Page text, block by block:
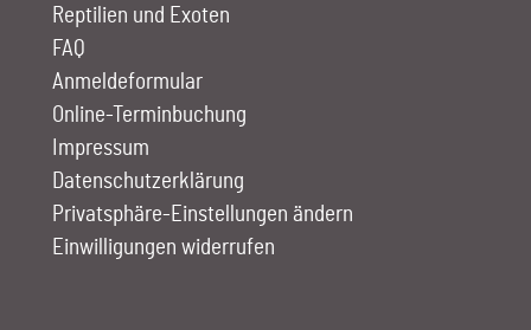
Reptilien und Exoten
FAQ
Anmelde­formular
Online-Terminbuchung
Impressum
Datenschutzerklärung
Privatsphäre-Einstellungen ändern
Einwilligungen widerrufen